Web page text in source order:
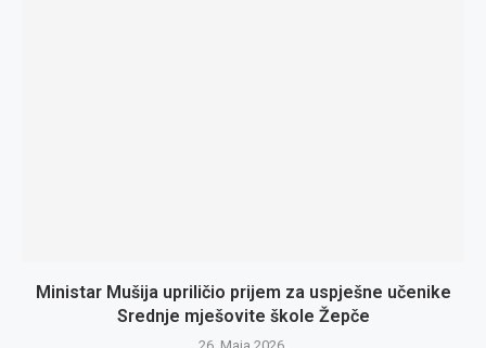
Ministar Mušija upriličio prijem za uspješne učenike
Srednje mješovite škole Žepče